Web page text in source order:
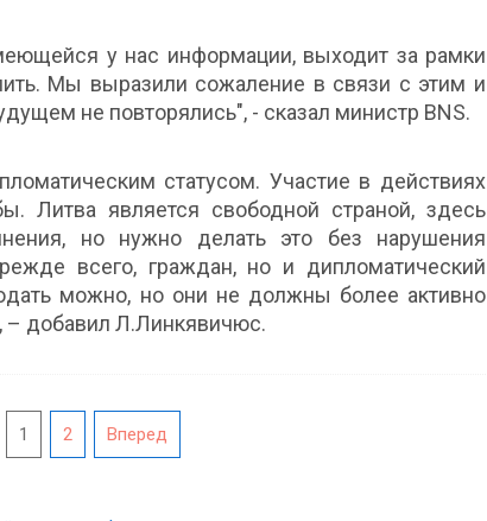
у нас информации, выходит за рамки
Мы выразили сожаление в связи с этим и
не повторялись", - сказал министр BNS.
статусом. Участие в действиях
Литва является свободной страной, здесь
но нужно делать это без нарушения
всего, граждан, но и дипломатический
можно, но они не должны более активно
– добавил Л.Линкявичюс.
1 2 Вперед